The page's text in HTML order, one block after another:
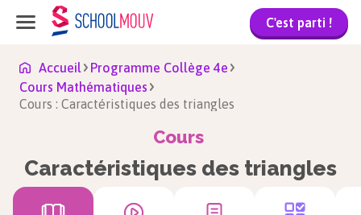
C'est parti !
Accueil
Programme Collège 4e
Cours Mathématiques
Cours : Caractéristiques des triangles
Cours
Caractéristiques des triangles